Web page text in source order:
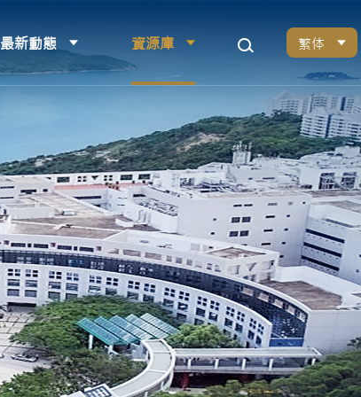
最新動態 資源庫 繁体